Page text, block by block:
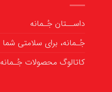
داســتان جُـمانه
جُـمانه، برای سلامتی شما
کاتالوگ محصولات جُـمانه